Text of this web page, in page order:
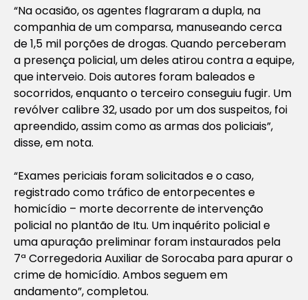
“Na ocasião, os agentes flagraram a dupla, na
companhia de um comparsa, manuseando cerca
de 1,5 mil porções de drogas. Quando perceberam
a presença policial, um deles atirou contra a equipe,
que interveio. Dois autores foram baleados e
socorridos, enquanto o terceiro conseguiu fugir. Um
revólver calibre 32, usado por um dos suspeitos, foi
apreendido, assim como as armas dos policiais”,
disse, em nota.
“Exames periciais foram solicitados e o caso,
registrado como tráfico de entorpecentes e
homicídio – morte decorrente de intervenção
policial no plantão de Itu. Um inquérito policial e
uma apuração preliminar foram instaurados pela
7ª Corregedoria Auxiliar de Sorocaba para apurar o
crime de homicídio. Ambos seguem em
andamento”, completou.